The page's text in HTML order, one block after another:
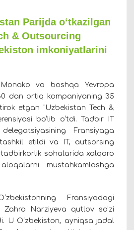
Parijda o‘tkazilgan
& Outsourcing
imkoniyatlarini
va boshqa Yevropa
dan ortiq kompaniyaning 35
etgan “Uzbekistan Tech &
bo‘lib o‘tdi. Tadbir IT
Fransiyaga
etildi va IT, autsorsing
sohalarida xalqaro
mustahkamlashga
Fransiyadagi
Zahro Narziyeva qutlov so‘zi
U O‘zbekiston, ayniqsa jadal